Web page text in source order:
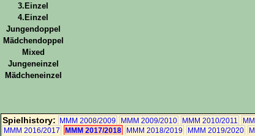
3.Einzel
4.Einzel
Jungendoppel
Mädchendoppel
Mixed
Jungeneinzel
Mädcheneinzel
Spielhistory: MMM 2008/2009 MMM 2009/2010 MMM 2010/2011
MMM 2016/2017
MMM 2017/2018 MMM 2018/2019 MMM 2019/2020